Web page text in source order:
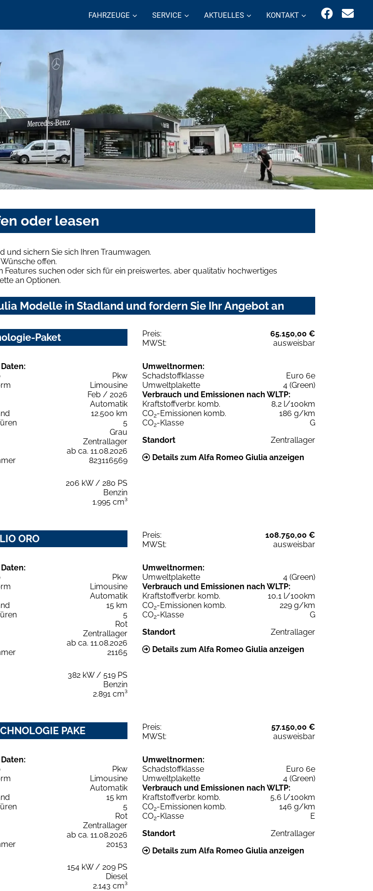
FAHRZEUGE SERVICE AKTUELLES KONTAKT
oder leasen
und sichern Sie sich Ihren Traumwagen.
offen.
suchen oder sich für ein preiswertes, aber qualitativ hochwertiges
an Optionen.
Modelle in Stadland und fordern Sie Ihr Angebot an
Paket Preis:
65.150,00 €
MWSt:
ausweisbar
Pkw
Limousine
Feb / 2026
Automatik
12.500 km
5
Grau
Zentrallager
ab ca. 11.08.2026
823116569
206 kW / 280 PS
Benzin
1.995 cm³
Umweltnormen:
Schadstoffklasse
Euro 6e
Umweltplakette
4 (Green)
Verbrauch und Emissionen nach WLTP:
Kraftstoffverbr. komb.
8,2 l/100km
CO2-Emissionen komb.
186 g/km
CO2-Klasse
G
Standort
Zentrallager
Details zum Alfa Romeo Giulia anzeigen
ORO Preis:
108.750,00 €
MWSt:
ausweisbar
Pkw
Limousine
Automatik
15 km
5
Rot
Zentrallager
ab ca. 11.08.2026
21165
382 kW / 519 PS
Benzin
2.891 cm³
Umweltnormen:
Umweltplakette
4 (Green)
Verbrauch und Emissionen nach WLTP:
Kraftstoffverbr. komb.
10,1 l/100km
CO2-Emissionen komb.
229 g/km
CO2-Klasse
G
Standort
Zentrallager
Details zum Alfa Romeo Giulia anzeigen
PAKE Preis:
57.150,00 €
MWSt:
ausweisbar
Pkw
Limousine
Automatik
15 km
5
Rot
Zentrallager
ab ca. 11.08.2026
20153
154 kW / 209 PS
Diesel
2.143 cm³
Umweltnormen:
Schadstoffklasse
Euro 6e
Umweltplakette
4 (Green)
Verbrauch und Emissionen nach WLTP:
Kraftstoffverbr. komb.
5,6 l/100km
CO2-Emissionen komb.
146 g/km
CO2-Klasse
E
Standort
Zentrallager
Details zum Alfa Romeo Giulia anzeigen